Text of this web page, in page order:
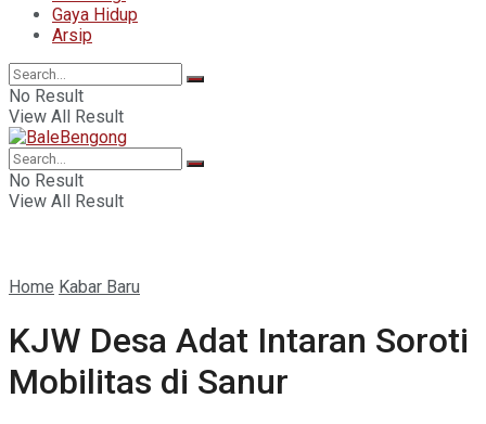
Gaya Hidup
Arsip
No Result
View All Result
No Result
View All Result
Home Kabar Baru
KJW Desa Adat Intaran Soroti
Mobilitas di Sanur